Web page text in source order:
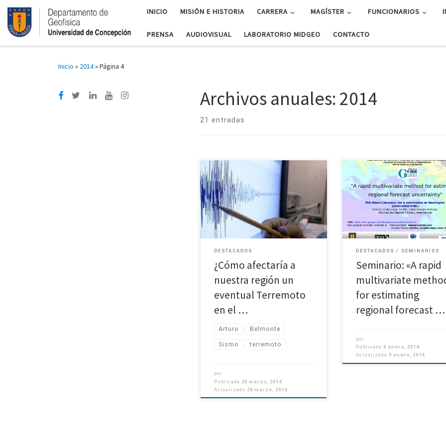
INICIO MISIÓN E HISTORIA CARRERA MAGÍSTER FUNCIONARIOS
PRENSA AUDIOVISUAL LABORATORIO MIDGEO CONTACTO
Inicio » 2014»Página 4
Archivos anuales: 2014
21 entradas
Ante el escenario de un eventual
terremoto en la zona norte del país,
los habitantes de las costas del Biobío
podrían recibir una primera ola de
tsunami, luego de tres […]
DESTACADOS
¿Cómo afectaría a
nuestra región un
eventual Terremoto
en el …
Arturo Belmonte
Sismo terremoto
por
Publicada 28 marzo, 2014
Actualizado 28 marzo, 2014
Se invita a todos los
participar en el seminario « A
multivariate method for
regional forecast uncertainty «,
realizará en el contexto de la […]
DESTACADOS SEMINARIOS
Seminario: «A rapid
multivariate
for estimating
regional forecast …
por
Publicada 8 enero, 2014
Actualizado 9 enero, 2014